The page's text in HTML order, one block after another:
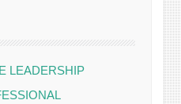
LEADERSHIP